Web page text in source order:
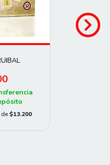
$13.200